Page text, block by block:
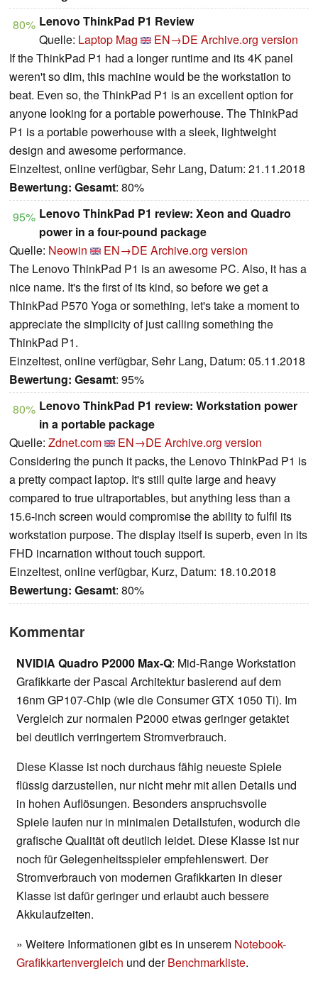
80% Lenovo ThinkPad P1 Review
Quelle: Laptop Mag EN→DE Archive.org version
If the ThinkPad P1 had a longer runtime and its 4K panel
weren't so dim, this machine would be the workstation to
beat. Even so, the ThinkPad P1 is an excellent option for
anyone looking for a portable powerhouse. The ThinkPad
P1 is a portable powerhouse with a sleek, lightweight
design and awesome performance.
Einzeltest, online verfügbar, Sehr Lang, Datum: 21.11.2018
Bewertung: Gesamt: 80%
95% Lenovo ThinkPad P1 review: Xeon and Quadro
power in a four-pound package
Quelle: Neowin EN→DE Archive.org version
The Lenovo ThinkPad P1 is an awesome PC. Also, it has a
nice name. It's the first of its kind, so before we get a
ThinkPad P570 Yoga or something, let's take a moment to
appreciate the simplicity of just calling something the
ThinkPad P1.
Einzeltest, online verfügbar, Sehr Lang, Datum: 05.11.2018
Bewertung: Gesamt: 95%
80% Lenovo ThinkPad P1 review: Workstation power
in a portable package
Quelle: Zdnet.com EN→DE Archive.org version
Considering the punch it packs, the Lenovo ThinkPad P1 is
a pretty compact laptop. It's still quite large and heavy
compared to true ultraportables, but anything less than a
15.6-inch screen would compromise the ability to fulfil its
workstation purpose. The display itself is superb, even in its
FHD incarnation without touch support.
Einzeltest, online verfügbar, Kurz, Datum: 18.10.2018
Bewertung: Gesamt: 80%
Kommentar
NVIDIA Quadro P2000 Max-Q: Mid-Range Workstation
Grafikkarte der Pascal Architektur basierend auf dem
16nm GP107-Chip (wie die Consumer GTX 1050 Ti). Im
Vergleich zur normalen P2000 etwas geringer getaktet
bei deutlich verringertem Stromverbrauch.
Diese Klasse ist noch durchaus fähig neueste Spiele
flüssig darzustellen, nur nicht mehr mit allen Details und
in hohen Auflösungen. Besonders anspruchsvolle
Spiele laufen nur in minimalen Detailstufen, wodurch die
grafische Qualität oft deutlich leidet. Diese Klasse ist nur
noch für Gelegenheitsspieler empfehlenswert. Der
Stromverbrauch von modernen Grafikkarten in dieser
Klasse ist dafür geringer und erlaubt auch bessere
Akkulaufzeiten.
» Weitere Informationen gibt es in unserem Notebook-
Grafikkartenvergleich und derBenchmarkliste.